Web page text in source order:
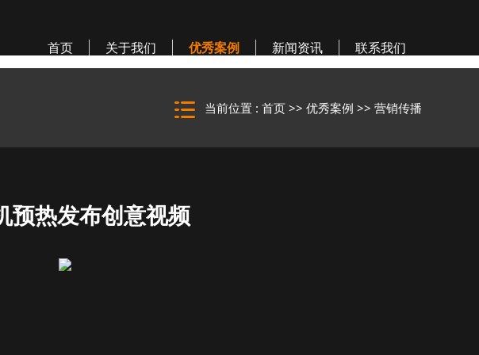
首页 关于我们 优秀案例 新闻资讯 联系我们
当前位置 : 首页 >> 优秀案例 >> 营销传播
预热发布创意视频